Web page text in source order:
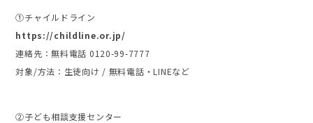
➀チャイルドライン
https://childline.or.jp/
連絡先：無料電話 0120-99-7777
対象/方法：生徒向け / 無料電話・LINEなど
➁子ども相談支援センター